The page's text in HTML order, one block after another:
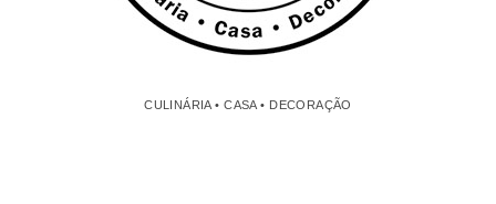
CULINÁRIA • CASA • DECORAÇÃO